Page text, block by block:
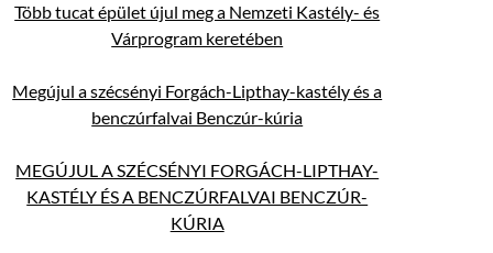
Több tucat épület újul meg a Nemzeti Kastély- és
Várprogram keretében
Megújul a szécsényi Forgách-Lipthay-kastély és a
benczúrfalvai Benczúr-kúria
MEGÚJUL A SZÉCSÉNYI FORGÁCH-LIPTHAY-
KASTÉLY ÉS A BENCZÚRFALVAI BENCZÚR-
KÚRIA